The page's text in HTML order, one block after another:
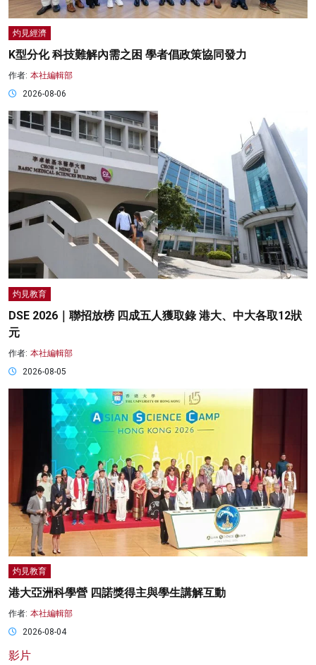
灼見經濟
K型分化 科技難解內需之困 學者倡政策協同發力
作者: 本社編輯部
2026-08-06
灼見教育
DSE 2026｜聯招放榜 四成五人獲取錄 港大、中大各取12狀
元
作者: 本社編輯部
2026-08-05
灼見教育
港大亞洲科學營 四諾獎得主與學生講解互動
作者: 本社編輯部
2026-08-04
影片